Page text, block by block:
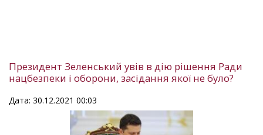
Президент Зеленський увів в дію рішення Ради
нацбезпеки і оборони, засідання якої не було?
Дата: 30.12.2021 00:03